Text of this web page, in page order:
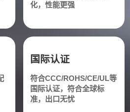
化，性能更强
国际认证
符合CCC/ROHS/CE/UL等
国际认证，符合全球标
准，出口无忧